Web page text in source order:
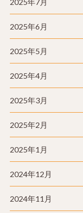
2025年6月
2025年5月
2025年4月
2025年3月
2025年2月
2025年1月
2024年12月
2024年11月